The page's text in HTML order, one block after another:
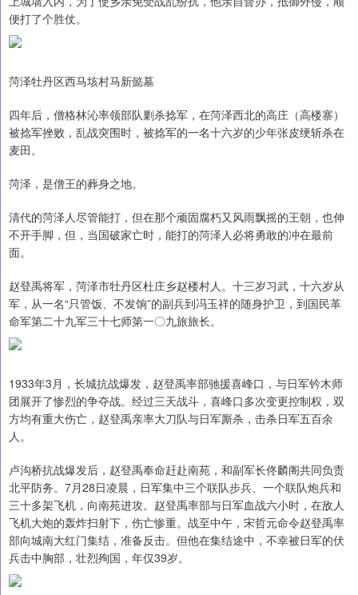
便打了个胜仗。
菏泽牡丹区西马垓村马新懿墓
四年后，僧格林沁率领部队剿杀捻军，在菏泽西北的高庄（高楼寨）
被捻军挫败，乱战突围时，被捻军的一名十六岁的少年张皮绠斩杀在
麦田。
菏泽，是僧王的葬身之地。
清代的菏泽人尽管能打，但在那个顽固腐朽又风雨飘摇的王朝，也伸
不开手脚，但，当国破家亡时，能打的菏泽人必将勇敢的冲在最前
面。
赵登禹将军，菏泽市牡丹区杜庄乡赵楼村人。十三岁习武，十六岁从
军，从一名“只管饭、不发饷”的副兵到冯玉祥的随身护卫，到国民革
命军第二十九军三十七师第一〇九旅旅长。
1933年3月，长城抗战爆发，赵登禹率部驰援喜峰口，与日军钤木师
团展开了惨烈的争夺战。经过三天战斗，喜峰口多次变更控制权，双
方均有重大伤亡，赵登禹亲率大刀队与日军厮杀，击杀日军五百余
人。
卢沟桥抗战爆发后，赵登禹奉命赶赴南苑，和副军长佟麟阁共同负责
北平防务。7月28日凌晨，日军集中三个联队步兵、一个联队炮兵和
三十多架飞机，向南苑进攻。赵登禹率部与日军血战六小时，在敌人
飞机大炮的轰炸扫射下，伤亡惨重。战至中午，宋哲元命令赵登禹率
部向城南大红门集结，准备反击。但他在集结途中，不幸被日军的伏
兵击中胸部，壮烈殉国，年仅39岁。